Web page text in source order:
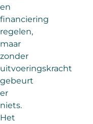
en
financiering
regelen,
maar
zonder
uitvoeringskracht
gebeurt
er
niets.
Het